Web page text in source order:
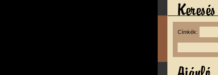
Címkék: